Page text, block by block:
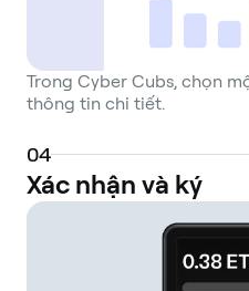
Trong Cyber Cubs, chọn
thông tin chi tiết.
04
Xác nhận và ký